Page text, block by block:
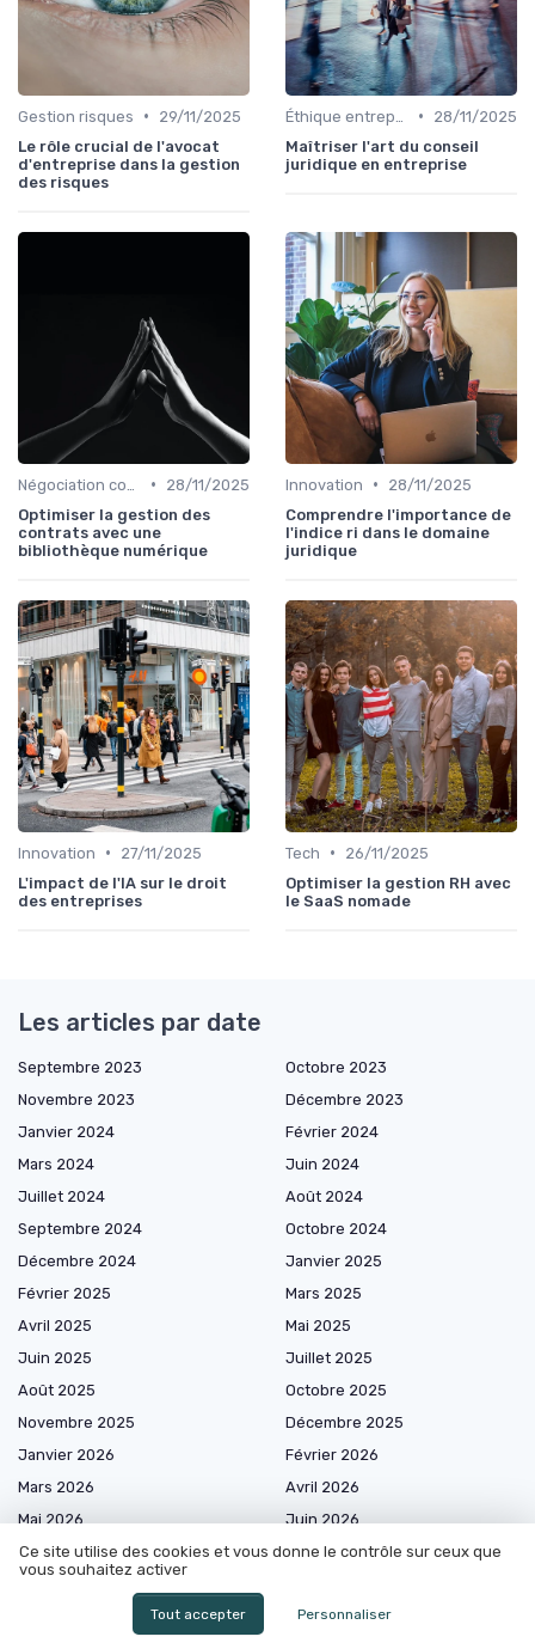
Gestion risques •
29/11/2025
Le rôle crucial de l'avocat
d'entreprise dans la gestion
des risques
•
28/11/2025
Maîtriser l'art du conseil
juridique en entreprise
•
28/11/2025
Optimiser la gestion des
contrats avec une
bibliothèque numérique
Innovation •
28/11/2025
Comprendre l'importance de
l'indice ri dans le domaine
juridique
Innovation •
27/11/2025
L'impact de l'IA sur le droit
des entreprises
Tech •
26/11/2025
Optimiser la gestion RH avec
le SaaS nomade
Les articles par date
Septembre 2023
Octobre 2023
Novembre 2023
Décembre 2023
Janvier 2024
Février 2024
Mars 2024
Juin 2024
Juillet 2024
Août 2024
Septembre 2024
Octobre 2024
Décembre 2024
Janvier 2025
Février 2025
Mars 2025
Avril 2025
Mai 2025
Juin 2025
Juillet 2025
Août 2025
Octobre 2025
Novembre 2025
Décembre 2025
Janvier 2026
Février 2026
Mars 2026
Avril 2026
Mai 2026
Juin 2026
Juillet 2026
Août 2026
Ce site utilise des cookies et vous donne le contrôle sur ceux que
vous souhaitez activer
Tout accepter Personnaliser